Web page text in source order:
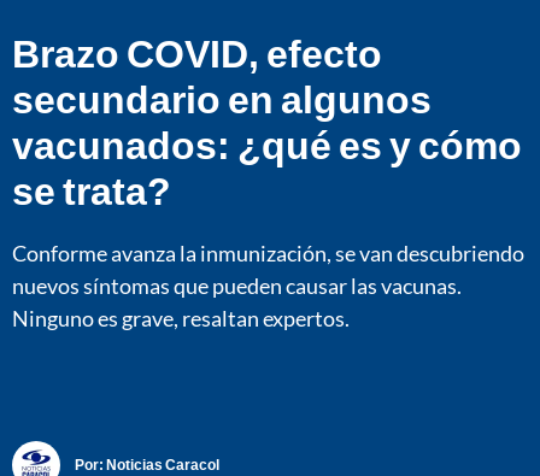
Brazo COVID, efecto
secundario en algunos
vacunados: ¿qué es y cómo
se trata?
Conforme avanza la inmunización, se van descubriendo
nuevos síntomas que pueden causar las vacunas.
Ninguno es grave, resaltan expertos.
Por: Noticias Caracol